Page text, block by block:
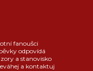
fanoušci
odpovídá
a stanovisko
a kontaktuj